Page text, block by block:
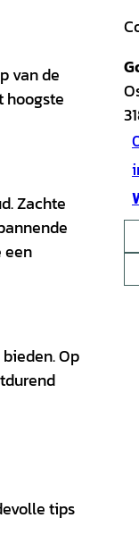
van de
hoogste
Zachte
een
Op
tips